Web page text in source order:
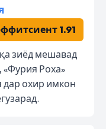
1.91
зиёд мешавад
«Фурия Роха»
дар охир имкон